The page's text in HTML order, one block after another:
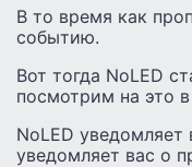
В то время как
событию.
Вот тогда NoLED
посмотрим на это
NoLED
уведомляет вас о